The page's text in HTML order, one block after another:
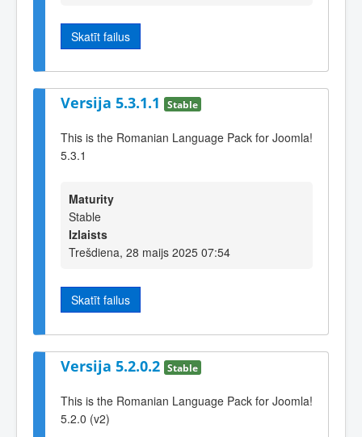
Skatīt failus
Versija 5.3.1.1 Stable
This is the Romanian Language Pack for Joomla!
5.3.1
Maturity
Stable
Izlaists
Trešdiena, 28 maijs 2025 07:54
Skatīt failus
Versija 5.2.0.2 Stable
This is the Romanian Language Pack for Joomla!
5.2.0 (v2)